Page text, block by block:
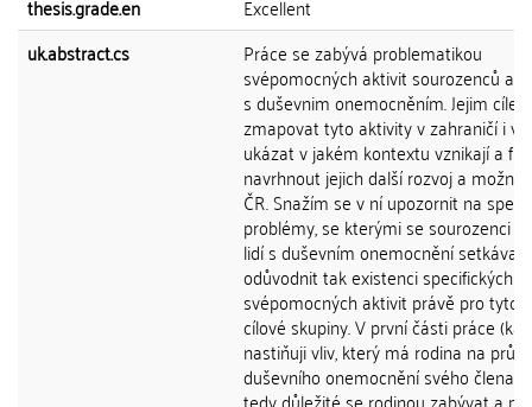
thesis.grade.en
Excellent
uk.abstract.cs
Práce se zabývá problematikou
svépomocných aktivit sourozenců a
s duševnim onemocněním. Jejim
zmapovat tyto aktivity v zahraničí i v
ukázat v jakém kontextu vznikají a
navrhnout jejich další rozvoj a
ČR. Snažím se v ní upozornit na
problémy, se kterými se sourozenci
lidí s duševním onemocnění setkávají
odůvodnit tak existenci specifických
svépomocných aktivit právě pro tyto
cílové skupiny. V první části práce
nastiňuji vliv, který má rodina na
duševního onemocnění svého člena